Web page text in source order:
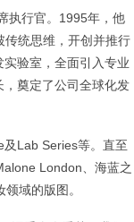
执行官。1995年，他
统思维，开创并推行
验室，全面引入专业
奠定了公司全球化发
Lab Series等。直至
London、海蓝之
域的版图。